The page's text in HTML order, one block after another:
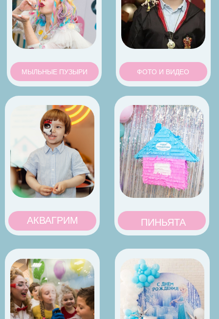
+7 960 032-33-25 (Казань)
Маx (Москва иОбласть
VK chudo_cherdachok
e-mailinfo@chudocherdachok.ru
ДАВАЙТЕ ТВОРИТЬ ВОЛШЕБСТВО
ВМЕСТЕ!
А вы знали, что у нас
есть клуб Чудо Мам?
ВСТУПИТЬ
Общество с ограниченной ответственностью
«Чудо Чердачок»
ИНН 7 716 984 799
ОГРН 12 377 490 136
Политика обработки персональных данных
Сайт разработан: